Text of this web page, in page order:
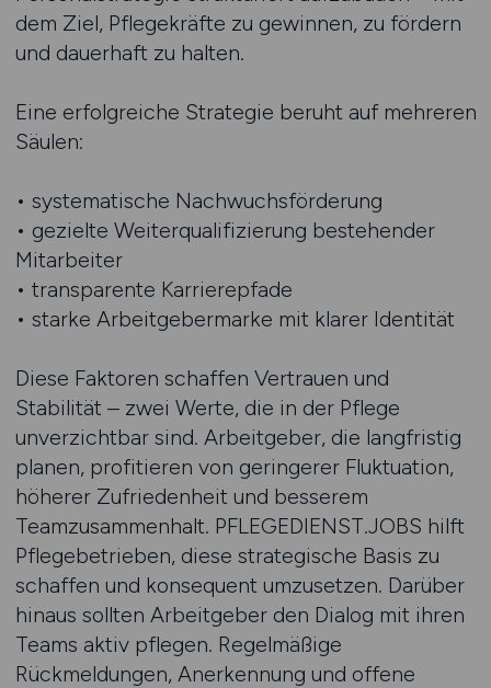
dem Ziel, Pflegekräfte zu gewinnen, zu fördern
und dauerhaft zu halten.
Eine erfolgreiche Strategie beruht auf mehreren
Säulen:
• systematische Nachwuchsförderung
• gezielte Weiterqualifizierung bestehender
Mitarbeiter
• transparente Karrierepfade
• starke Arbeitgebermarke mit klarer Identität
Diese Faktoren schaffen Vertrauen und
Stabilität – zwei Werte, die in der Pflege
unverzichtbar sind. Arbeitgeber, die langfristig
planen, profitieren von geringerer Fluktuation,
höherer Zufriedenheit und besserem
Teamzusammenhalt. PFLEGEDIENST.JOBS hilft
Pflegebetrieben, diese strategische Basis zu
schaffen und konsequent umzusetzen. Darüber
hinaus sollten Arbeitgeber den Dialog mit ihren
Teams aktiv pflegen. Regelmäßige
Rückmeldungen, Anerkennung und offene